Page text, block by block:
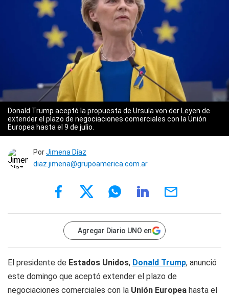
Donald Trump aceptó la propuesta de Ursula von der Leyen de
extender el plazo de negociaciones comerciales con la Unión
Europea hasta el 9 de julio.
PorJimena Díaz
diaz.jimena@grupoamerica.com.ar
Agregar Diario UNO en
El presidente de Estados Unidos, Donald Trump, anunció
este domingo que aceptó extender el plazo de
negociaciones comerciales con la Unión Europea hasta el